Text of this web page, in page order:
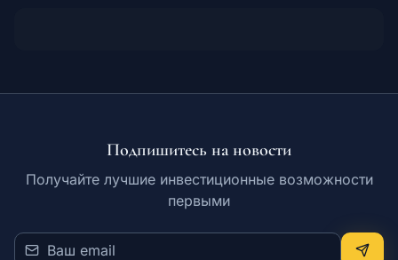
Подпишитесь на новости
Получайте лучшие инвестиционные возможности
первыми